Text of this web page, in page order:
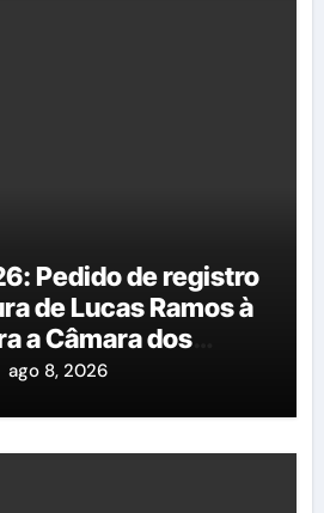
Pedido de registro
de Lucas Ramos à
a Câmara dos
na
ago 8, 2026